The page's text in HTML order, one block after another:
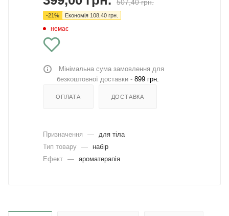
507,40грн.
-21% Економія 108,40 грн.
немає
Мінімальна сума замовлення для
безкоштовної доставки - 899 грн.
ОПЛАТА ДОСТАВКА
Призначення —
для тіла
Тип товару —
набір
Ефект — ароматерапія